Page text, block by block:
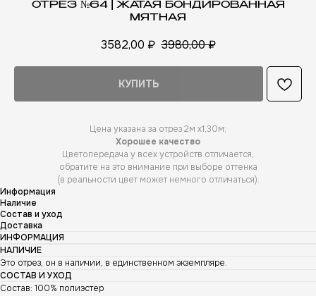
ОТРЕЗ №64 | ЖАТАЯ БОНДИРОВАННАЯ
МЯТНАЯ
3582,00 ₽ 3980,00₽
КУПИТЬ
Цена указана за отрез 2м х1,30м;
Хорошее качество
Цветопередача у всех устройств отличается,
обратите на это внимание при выборе оттенка
(в реальности цвет может немного отличаться).
Информация
Наличие
Состав и уход
Доставка
ИНФОРМАЦИЯ
НАЛИЧИЕ
Это отрез, он в наличии, в единственном экземпляре.
СОСТАВ И УХОД
Состав: 100% полиэстер